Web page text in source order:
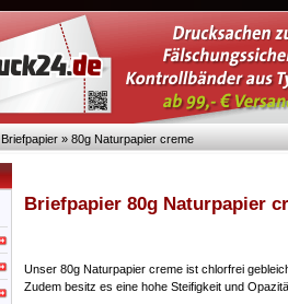
Briefpapier » 80g Naturpapier creme
Briefpapier 80g Naturpapier
Unser 80g Naturpapier creme ist chlorfrei
Zudem besitz es eine hohe Steifigkeit und